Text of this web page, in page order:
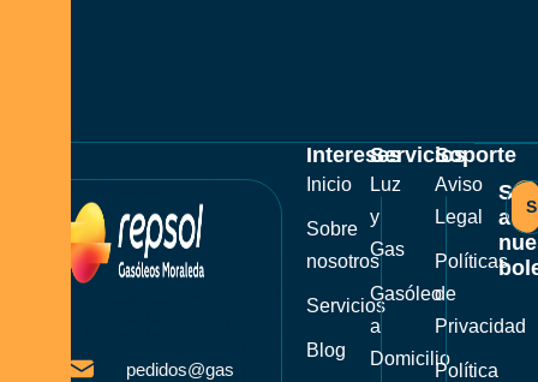
pedidos@gasoleosmoraleda.com
Intereses
Inicio
Sobre
nosotros
Servicios
Blog
Servicios
Luz
y
Gas
Gasóleo
a
Domicilio
Soporte
Aviso
Legal
Políticas
de
Privacidad
Política
a